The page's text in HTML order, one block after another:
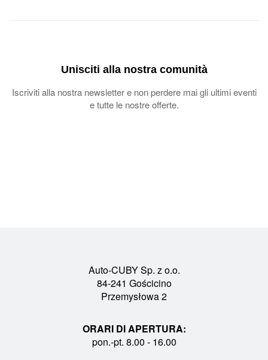
Unisciti alla nostra comunità
Iscriviti alla nostra newsletter e non perdere mai gli ultimi eventi
e tutte le nostre offerte.
Auto-CUBY Sp. z o.o.
84-241 Gościcino
Przemysłowa 2
ORARI DI APERTURA:
pon.-pt. 8.00 - 16.00